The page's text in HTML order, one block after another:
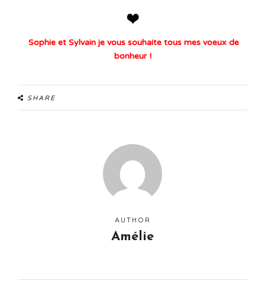
Sophie et Sylvain je vous souhaite tous mes voeux de
bonheur !
SHARE
AUTHOR
Amélie